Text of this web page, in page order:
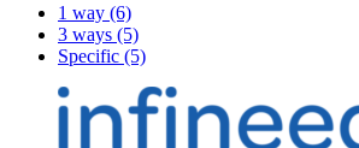
1 way (6)
3 ways (5)
Specific (5)